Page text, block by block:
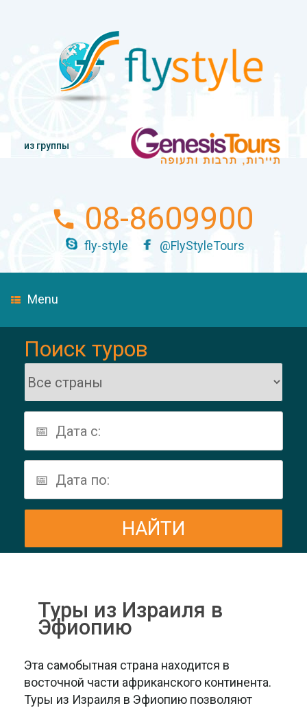
из группы
08-8609900
fly-style @FlyStyleTours
Menu
Поиск туров
Туры из Израиля в
Эфиопию
Эта самобытная страна находится в
восточной части африканского континента.
Туры из Израиля в Эфиопию позволяют